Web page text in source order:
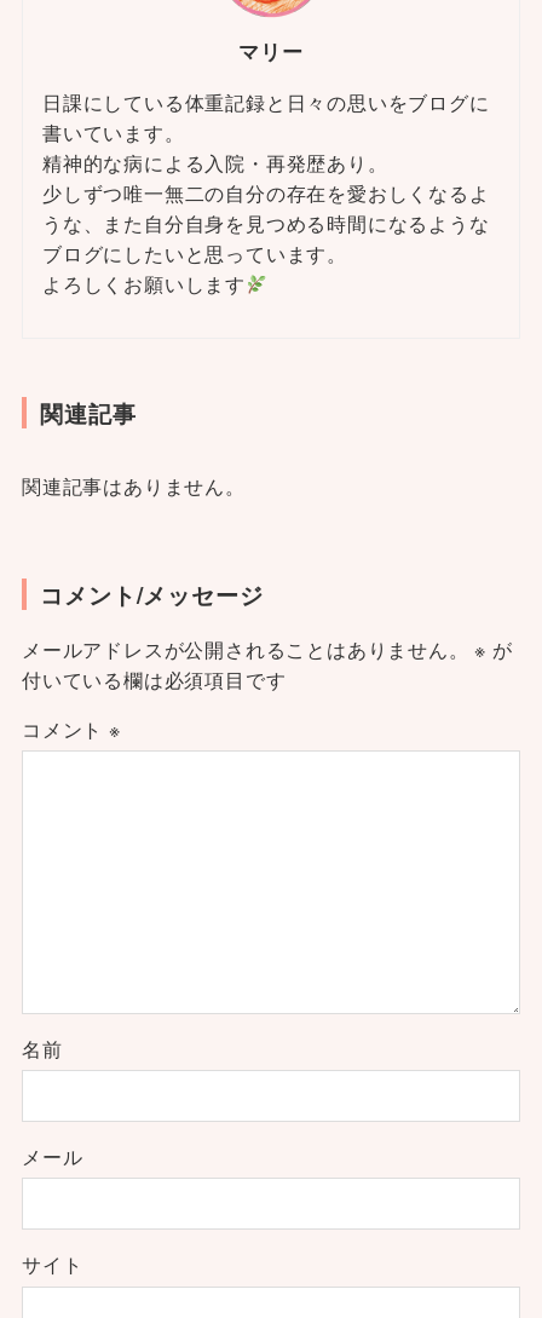
マリー
日課にしている体重記録と日々の思いをブログに
書いています。
精神的な病による入院・再発歴あり。
少しずつ唯一無二の自分の存在を愛おしくなるよ
うな、また自分自身を見つめる時間になるような
ブログにしたいと思っています。
よろしくお願いします
関連記事
関連記事はありません。
コメント/メッセージ
メールアドレスが公開されることはありません。 ※ が
付いている欄は必須項目です
コメント ※
名前
メール
サイト